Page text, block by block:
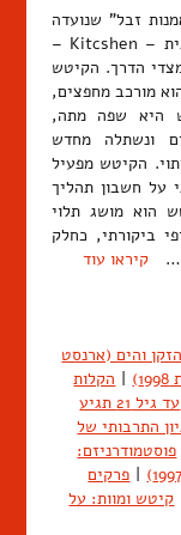
זבל" שנועדה
להיענות לטעם הפופולרי. מקור המונח בגרמנית – Kitcshen –
הדרך. הקיטש
מורכב מחפצים,
היא שפה מתה,
ונשתלה מחדש
הקיטש מפעיל
על חשבון תהליך
הוא מושג תלוי
ביקורתי, כחלק
… קיראו עוד
הזקן והים (ארנסט
| הקלות
עד גיל 21 תגיע
התרבותי של
פוסטמודרניזם:
| פרקים
קיטש ומוות: על